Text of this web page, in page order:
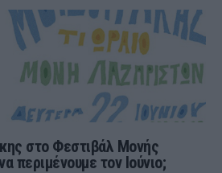
στο Φεστιβάλ Μονής
περιμένουμε τον Ιούνιο;